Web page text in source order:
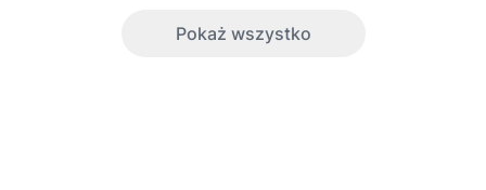
Pokaż wszystko